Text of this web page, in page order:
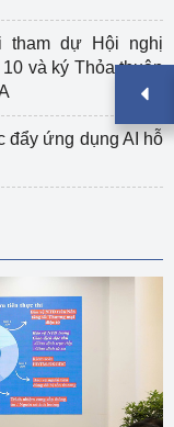
tham dự Hội nghị
và ký Thỏa thuận
đẩy ứng dụng AI hỗ